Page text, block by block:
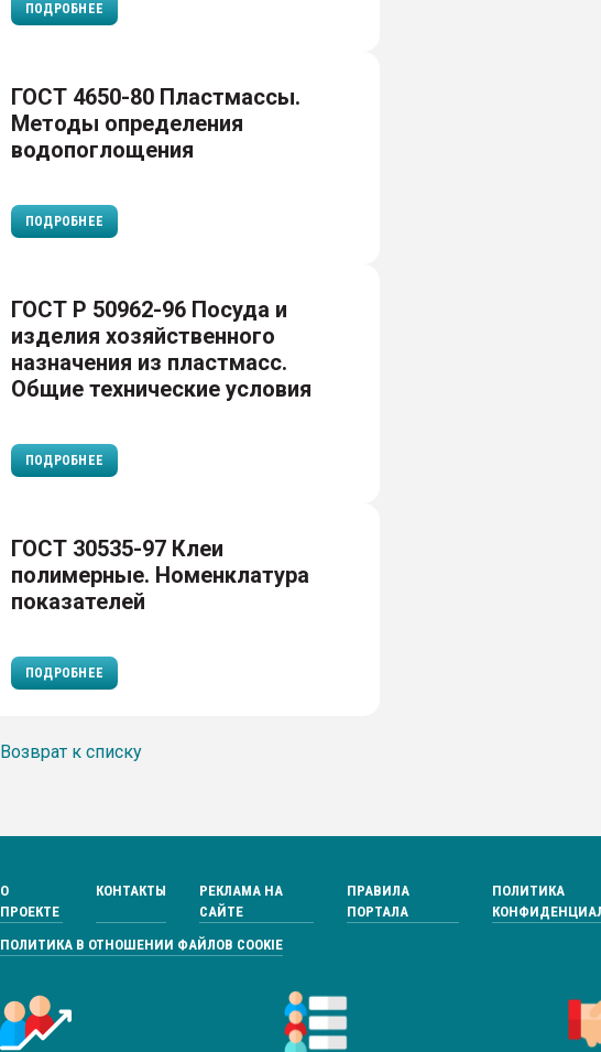
ПОДРОБНЕЕ
ГОСТ 4650-80 Пластмассы.
Методы определения
водопоглощения
ПОДРОБНЕЕ
ГОСТ Р 50962-96 Посуда и
изделия хозяйственного
назначения из пластмасс.
Общие технические условия
ПОДРОБНЕЕ
ГОСТ 30535-97 Клеи
полимерные. Номенклатура
показателей
ПОДРОБНЕЕ
Возврат к списку
О
ПРОЕКТЕ
КОНТАКТЫ
РЕКЛАМА НА
САЙТЕ
ПРАВИЛА
ПОРТАЛА
ПОЛИТИКА
ПОЛИТИКА В ОТНОШЕНИИ ФАЙЛОВ COOKIE